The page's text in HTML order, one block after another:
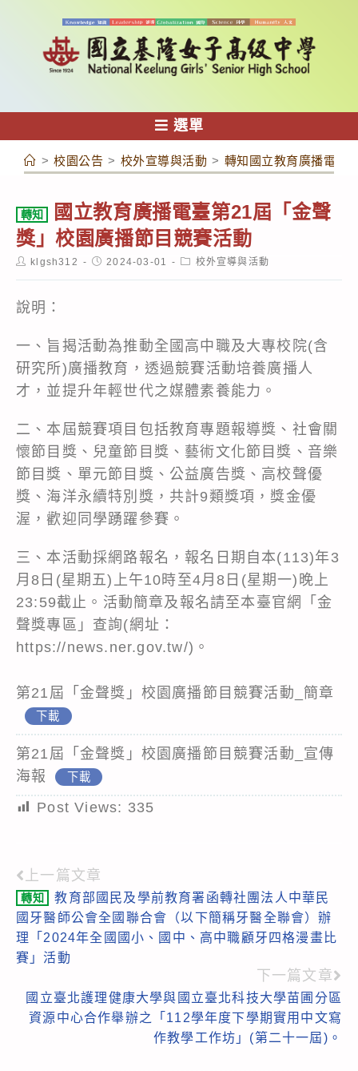
容
選單
> 校園公告 > 校外宣導與活動 > 轉知國立教育廣播電臺
轉知
國立教育廣播電臺第21屆「金聲
獎」校園廣播節目競賽活動
Postklgsh312
Post2024-03-01
Post校外宣導與活動
說明：
一、旨揭活動為推動全國高中職及大專校院(含
研究所)廣播教育，透過競賽活動培養廣播人
才，並提升年輕世代之媒體素養能力。
二、本屆競賽項目包括教育專題報導獎、社會關
懷節目獎、兒童節目獎、藝術文化節目獎、音樂
節目獎、單元節目獎、公益廣告獎、高校聲優
獎、海洋永續特別獎，共計9類獎項，獎金優
渥，歡迎同學踴躍參賽。
三、本活動採網路報名，報名日期自本(113)年3
月8日(星期五)上午10時至4月8日(星期一)晚上
23:59截止。活動簡章及報名請至本臺官網「金
聲獎專區」查詢(網址：
https://news.ner.gov.tw/)。
第21屆「金聲獎」校園廣播節目競賽活動_簡章
下載
第21屆「金聲獎」校園廣播節目競賽活動_宣傳
海報
下載
Post Views: 335
Read
more
articles
上一篇文章
轉知
教育部國民及學前教育署函轉社團法人中華民
國牙醫師公會全國聯合會（以下簡稱牙醫全聯會）辦
理「2024年全國國小、國中、高中職顧牙四格漫畫比
賽」活動
下一篇文章
國立臺北護理健康大學與國立臺北科技大學苗圃分區
資源中心合作舉辦之「112學年度下學期實用中文寫
作教學工作坊」(第二十一屆)。